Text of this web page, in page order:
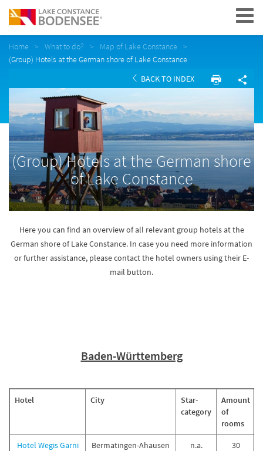
Navigation
Home What to do?
Map of Lake Constance
(Group) Hotels at the German shore of Lake Constance
BACK TO INDEX
(Group) Hotels at the German shore
of Lake Constance
Here you can find an overview of all relevant group hotels at the
German shore of Lake Constance. In case you need more information
or further assistance, please contact the hotel owners using their E-
mail button.
Baden-Württemberg
Hotel City
Star-
category
Amount
of
rooms
Hotel Wegis Garni Bermatingen-Ahausen n.a. 30